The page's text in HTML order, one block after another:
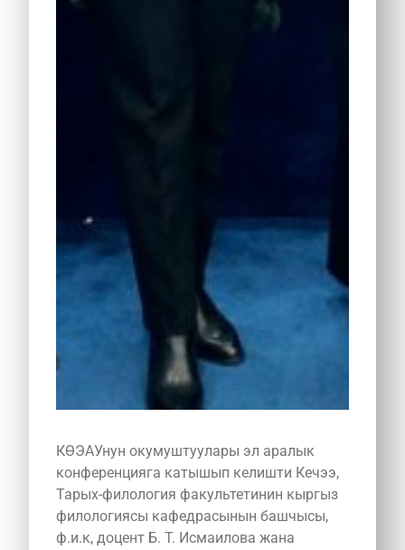
КӨЭАУнун окумуштуулары эл аралык
конференцияга катышып келишти Кечээ,
Тарых-филология факультетинин кыргыз
филологиясы кафедрасынын башчысы,
ф.и.к, доцент Б. Т. Исмаилова жана